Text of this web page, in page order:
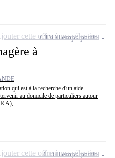
à
qui est à la recherche d'un aide
au domicile de particuliers autour
A),...
CDDTemps partiel
cette offre à ma sélection
CDITemps partiel
cette offre à ma sélection